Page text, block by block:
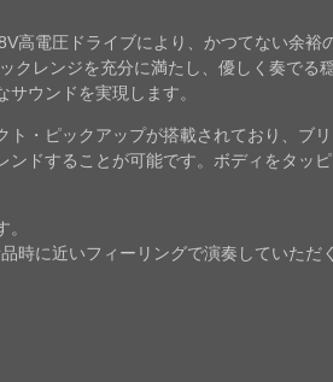
高電圧ドライブにより、かつてない余裕
クレンジを充分に満たし、優しく奏でる
ウンドを実現します。
・ピックアップが搭載されており、ブ
ドすることが可能です。ボディをタッ
時に近いフィーリングで演奏していただ